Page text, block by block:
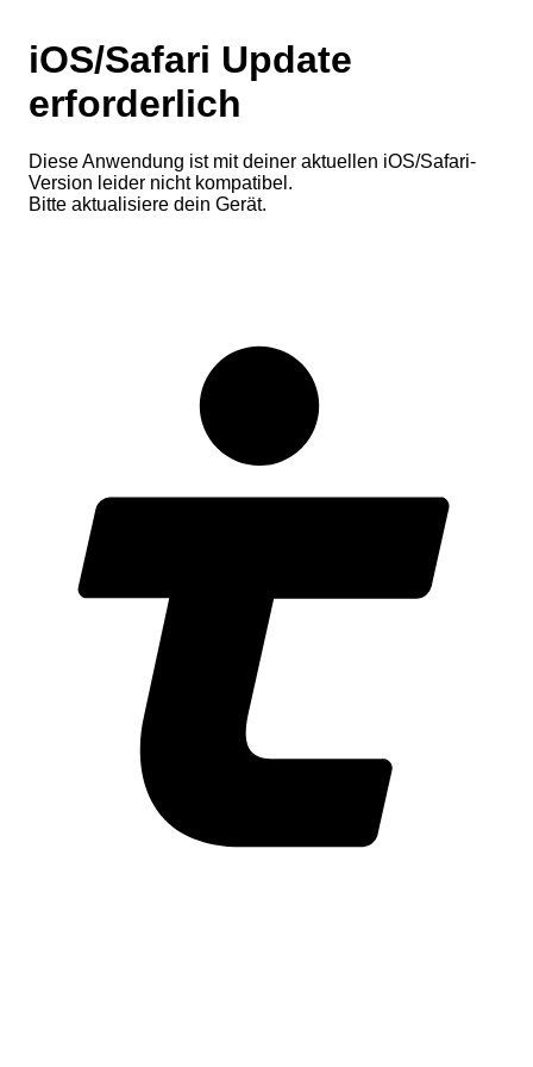
iOS/Safari Update
erforderlich
Diese Anwendung ist mit deiner aktuellen iOS/Safari-
Version leider nicht kompatibel.
Bitte aktualisiere dein Gerät.